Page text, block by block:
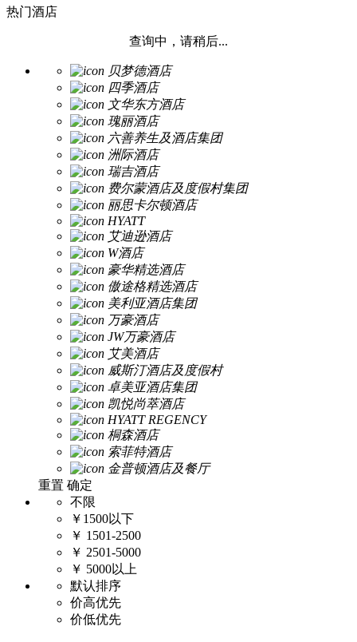
热门酒店
查询中，请稍后...
贝梦德酒店
四季酒店
文华东方酒店
瑰丽酒店
六善养生及酒店集团
洲际酒店
瑞吉酒店
费尔蒙酒店及度假村集团
丽思卡尔顿酒店
HYATT
艾迪逊酒店
W酒店
豪华精选酒店
傲途格精选酒店
美利亚酒店集团
万豪酒店
JW万豪酒店
艾美酒店
威斯汀酒店及度假村
卓美亚酒店集团
凯悦尚萃酒店
HYATT REGENCY
桐森酒店
索菲特酒店
金普顿酒店及餐厅
重置 确定
不限
￥1500以下
￥ 1501-2500
￥ 2501-5000
￥ 5000以上
默认排序
价高优先
价低优先